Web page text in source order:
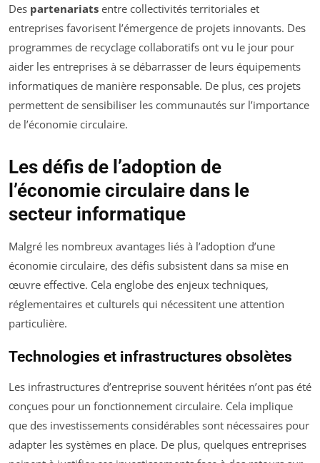
Des partenariats entre collectivités territoriales et
entreprises favorisent l’émergence de projets innovants. Des
programmes de recyclage collaboratifs ont vu le jour pour
aider les entreprises à se débarrasser de leurs équipements
informatiques de manière responsable. De plus, ces projets
permettent de sensibiliser les communautés sur l’importance
de l’économie circulaire.
Les défis de l’adoption de
l’économie circulaire dans le
secteur informatique
Malgré les nombreux avantages liés à l’adoption d’une
économie circulaire, des défis subsistent dans sa mise en
œuvre effective. Cela englobe des enjeux techniques,
réglementaires et culturels qui nécessitent une attention
particulière.
Technologies et infrastructures obsolètes
Les infrastructures d’entreprise souvent héritées n’ont pas été
conçues pour un fonctionnement circulaire. Cela implique
que des investissements considérables sont nécessaires pour
adapter les systèmes en place. De plus, quelques entreprises